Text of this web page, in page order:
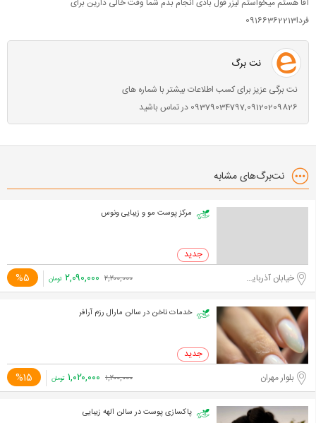
آقا هستم میخواستم لیزر فول بادی انجام بدم شما وقت خالی دارین برای
فردا09166362213
نت برگ
نت برگی عزیز برای کسب اطلاعات بیشتر با شماره های
09379034797,09120209826 در تماس باشید
نت‌برگ‌های مشابه
مرکز پوست مو و زیبایی ونوس
خیابان آذربایجان %5 ۲,۲۰۰,۰۰۰ ۲,۰۹۰,۰۰۰ تومان
خدمات ناخن در سالن مارال رزم آرافر
بلوار مهران %15 ۱,۲۰۰,۰۰۰ ۱,۰۲۰,۰۰۰ تومان
پاکسازی پوست در سالن الهه زیبایی